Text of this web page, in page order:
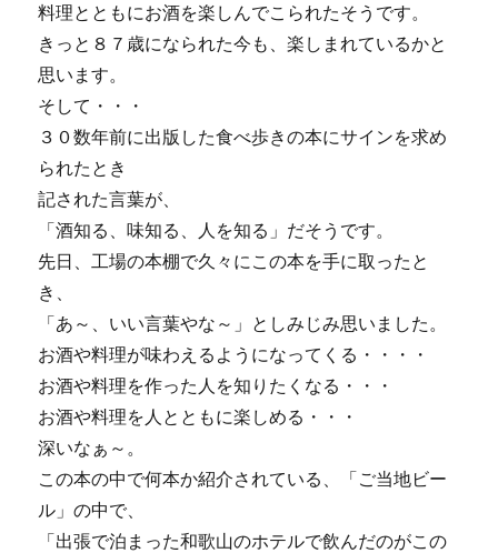
料理とともにお酒を楽しんでこられたそうです。
きっと８７歳になられた今も、楽しまれているかと
思います。
そして・・・
３０数年前に出版した食べ歩きの本にサインを求め
られたとき
記された言葉が、
「酒知る、味知る、人を知る」だそうです。
先日、工場の本棚で久々にこの本を手に取ったと
き、
「あ～、いい言葉やな～」としみじみ思いました。
お酒や料理が味わえるようになってくる・・・・
お酒や料理を作った人を知りたくなる・・・
お酒や料理を人とともに楽しめる・・・
深いなぁ～。
この本の中で何本か紹介されている、「ご当地ビー
ル」の中で、
「出張で泊まった和歌山のホテルで飲んだのがこの